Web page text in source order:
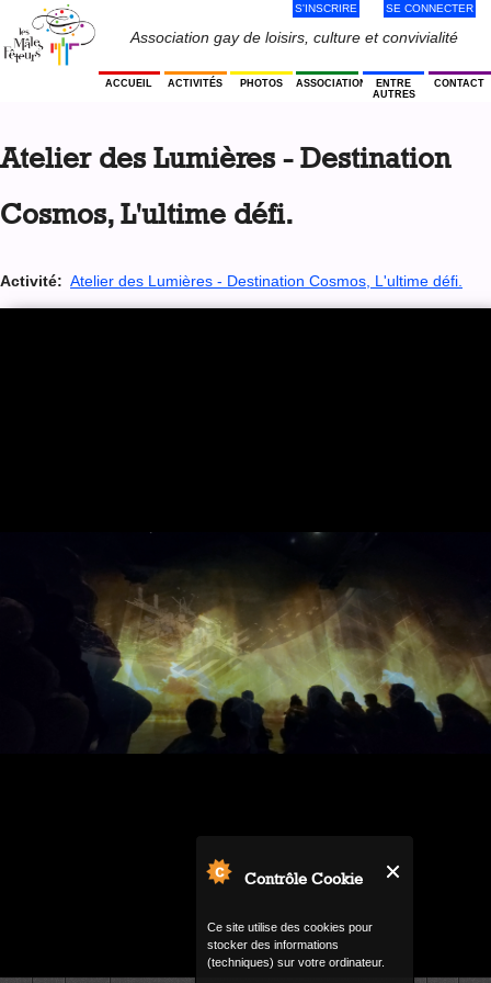
Contrôle Cookie
Ce site utilise des cookies pour
stocker des informations
(techniques) sur votre ordinateur.
navigation
Association gay de loisirs, culture et convivialité
Menu
Utilisateur
S'INSCRIRE SE CONNECTER
ACCUEIL ACTIVITÉS PHOTOS ASSOCIATION
ENTRE
AUTRES
CONTACT
top
Atelier des Lumières - Destination
Cosmos, L'ultime défi.
Activité: Atelier des Lumières - Destination Cosmos, L'ultime défi.